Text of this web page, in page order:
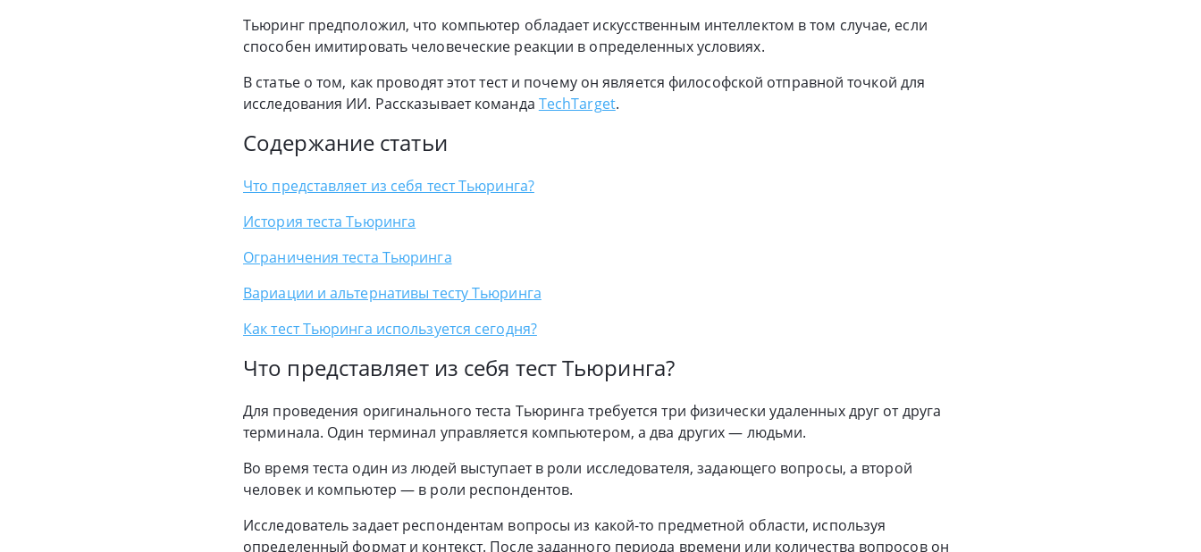
Тьюринг предположил, что компьютер обладает искусственным интеллектом в том случае, если
способен имитировать человеческие реакции в определенных условиях.
В статье о том, как проводят этот тест и почему он является философской отправной точкой для
исследования ИИ. Рассказывает команда TechTarget.
Содержание статьи
Что представляет из себя тест Тьюринга?
История теста Тьюринга
Ограничения теста Тьюринга
Вариации и альтернативы тесту Тьюринга
Как тест Тьюринга используется сегодня?
Что представляет из себя тест Тьюринга?
Для проведения оригинального теста Тьюринга требуется три физически удаленных друг от друга
терминала. Один терминал управляется компьютером, а два других — людьми.
Во время теста один из людей выступает в роли исследователя, задающего вопросы, а второй
человек и компьютер — в роли респондентов.
Исследователь задает респондентам вопросы из какой-то предметной области, используя
определенный формат и контекст. После заданного периода времени или количества вопросов он